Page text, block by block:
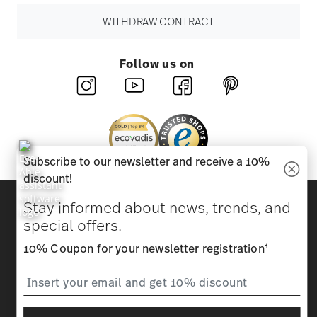
WITHDRAW CONTRACT
Follow us on
Beauty & functionality for your home
Homepage General terms and conditions
Privacy
*All prices incl. VAT and plusshipping costs.
Subscribe to our newsletter and receive a 10%
discount!
Stay informed about news, trends, and
special offers.
10% Coupon for your newsletter registration1